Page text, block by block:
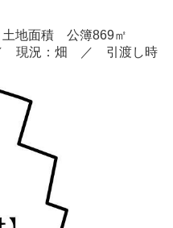
地面積 公簿869㎡
現況：畑 ／ 引渡し時